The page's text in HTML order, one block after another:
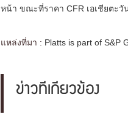
หน้า ขณะที่ราคา CFR เอเชียตะวั
แหล่งที่มา : Platts is part of S&P
ข่าวที่เกี่ยวข้อง